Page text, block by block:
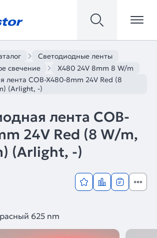
Светодиодные ленты
свечение
X480 24V 8mm 8 W/m
лента COB-X480-8mm 24V Red (8
(Arlight, -)
лента COB-
24V Red (8 W/m,
(Arlight, -)
625 nm